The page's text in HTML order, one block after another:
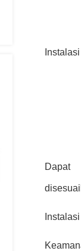
Dapat